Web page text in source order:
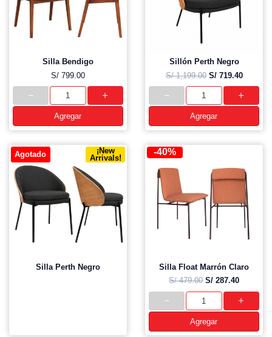
Silla Bendigo
S/ 799.00
Agregar
Sillón Perth Negro
S/ 1,199.00 S/ 719.40
Agregar
Agotado
¡New
Arrivals!
Silla Perth Negro
-40%
Silla Float Marrón Claro
S/ 479.00 S/ 287.40
Agregar